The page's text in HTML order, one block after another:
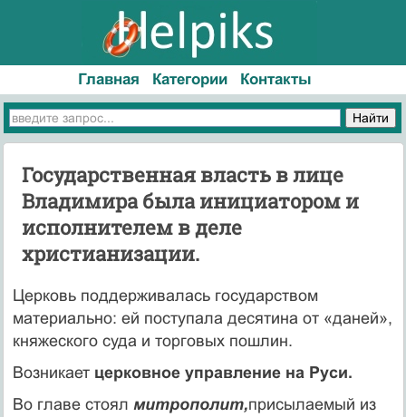
Главная Категории Контакты
Государственная власть в лице
Владимира была инициатором и
исполнителем в деле
христианизации.
Церковь поддерживалась государством
материально: ей поступала десятина от «даней»,
княжеского суда и торговых пошлин.
Возникает церковное управление на Руси.
Во главе стоял митрополит,присылаемый из